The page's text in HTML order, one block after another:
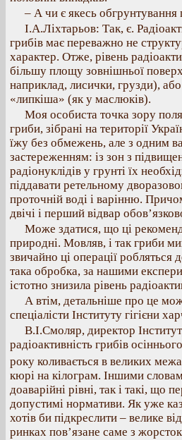
– А чи є якесь обгрунтування
І.А.Ліхтарьов: Так, є.
грибів має переважно не
характер. Отже, рівень
більшу площу зовнішньої
наприклад, лисички, грузди),
«липкіша» (як у маслюків).
Моя особиста точка зору
гриби, зібрані на території
їжу без обмежень, але з одним
застереженням: із зон з
радіонуклідів у грунті їх
піддавати ретельному
проточній воді і варінню.
двічі і перший відвар
Може здатися, що ці
природні. Мовляв, і так гриби
звичайно ці операції робляться
така обробка, за нашими
істотно знизила рівень
А втім, детальніше про це
спеціалісти Інституту гігієни
В.І.Смоляр, директор
радіоактивність грибів
року коливається в великих
кюрі на кілограм. Іншими
доаварійні рівні, так і такі, що
допустимі нормативи. Як уже
хотів би підкреслити – велике
ринках пов’язане саме з